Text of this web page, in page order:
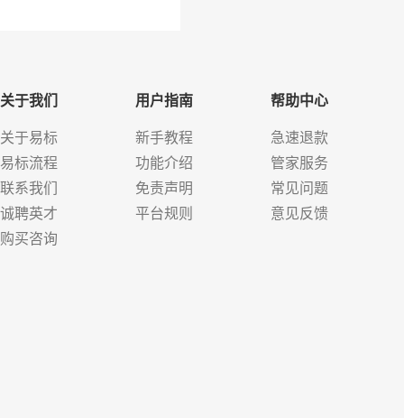
关于我们
关于易标
易标流程
联系我们
诚聘英才
购买咨询
用户指南
新手教程
功能介绍
免责声明
平台规则
帮助中心
急速退款
管家服务
常见问题
意见反馈